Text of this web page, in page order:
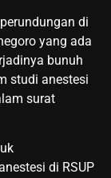
di
yang ada
bunuh
studi anestesi
surat
di RSUP